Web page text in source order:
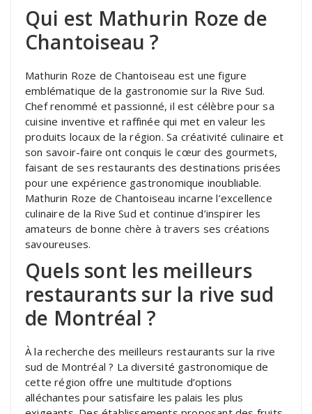
Qui est Mathurin Roze de
Chantoiseau ?
Mathurin Roze de Chantoiseau est une figure
emblématique de la gastronomie sur la Rive Sud.
Chef renommé et passionné, il est célèbre pour sa
cuisine inventive et raffinée qui met en valeur les
produits locaux de la région. Sa créativité culinaire et
son savoir-faire ont conquis le cœur des gourmets,
faisant de ses restaurants des destinations prisées
pour une expérience gastronomique inoubliable.
Mathurin Roze de Chantoiseau incarne l’excellence
culinaire de la Rive Sud et continue d’inspirer les
amateurs de bonne chère à travers ses créations
savoureuses.
Quels sont les meilleurs
restaurants sur la rive sud
de Montréal ?
À la recherche des meilleurs restaurants sur la rive
sud de Montréal ? La diversité gastronomique de
cette région offre une multitude d’options
alléchantes pour satisfaire les palais les plus